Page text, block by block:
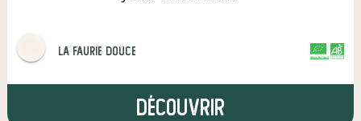
La Faurie Douce CERTIFIÉ PAR FR-BIO-01
AGRICULTURE FRANCE
Découvrir